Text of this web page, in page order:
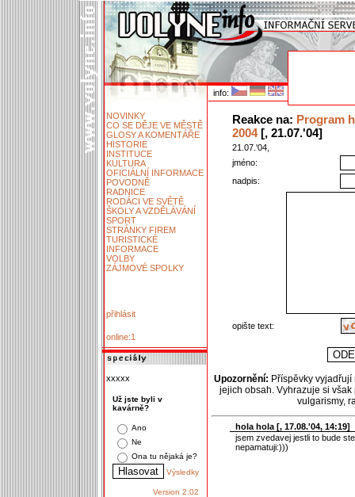
info:
NOVINKY
CO SE DĚJE VE MĚSTĚ
GLOSY A KOMENTÁŘE
HISTORIE
INSTITUCE
KULTURA
OFICIÁLNÍ INFORMACE
POVODNĚ
RADNICE
RODÁCI VE SVĚTĚ
ŠKOLY A VZDĚLÁVÁNÍ
SPORT
STRÁNKY FIREM
TURISTICKÉ
INFORMACE
VOLBY
ZÁJMOVÉ SPOLKY
přihlásit
online:1
xxxxx
Už jste byli v
kavárně?
Ano
Ne
Ona tu nějaká je?
Výsledky
Version 2.02
Reakce na: Program
2004[, 21.07.'04]
21.07.'04,
jméno:
nadpis:
opište text:
Upozornění: Příspěvky
jejich obsah. Vyhrazuje si
vulgarismy,
hola hola [, 17.08.'04, 14:19]
jsem zvedavej jestli to bude
nepamatuji:)))